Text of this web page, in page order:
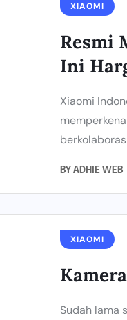
XIAOMI
Resmi
Ini
Xiaomi
BYADHIE WEB
XIAOMI
Sudah lama